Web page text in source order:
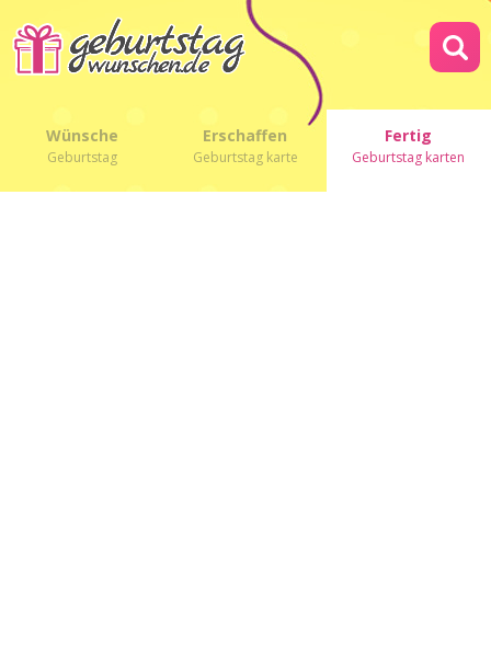
Wünsche
Geburtstag
Erschaffen
Geburtstag karte
Fertig
Geburtstag karten